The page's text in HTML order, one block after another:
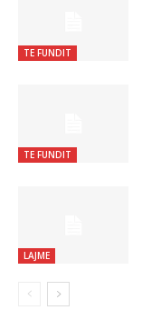
TE FUNDIT
TE FUNDIT
LAJME